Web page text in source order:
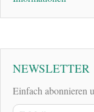
NEWSLETTER
Einfach abonnieren